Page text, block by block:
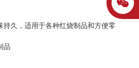
久，适用于各种红烧制品和方便零
品